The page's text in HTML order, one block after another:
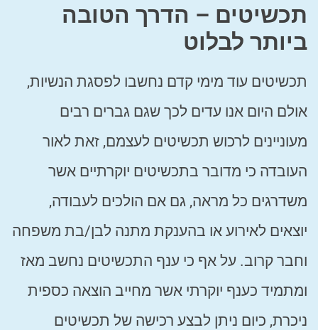
תכשיטים – הדרך הטובה
ביותר לבלוט
תכשיטים עוד מימי קדם נחשבו לפסגת הנשיות,
אולם היום אנו עדים לכך שגם גברים רבים
מעוניינים לרכוש תכשיטים לעצמם, זאת לאור
העובדה כי מדובר בתכשיטים יוקרתיים אשר
משדרגים כל מראה, גם אם הולכים לעבודה,
יוצאים לאירוע או בהענקת מתנה לבן/בת משפחה
וחבר קרוב. על אף כי ענף התכשיטים נחשב מאז
ומתמיד כענף יוקרתי אשר מחייב הוצאה כספית
ניכרת, כיום ניתן לבצע רכישה של תכשיטים